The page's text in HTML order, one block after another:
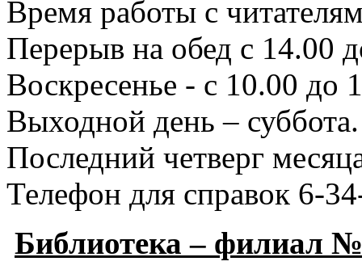
Время работы с
Перерыв на обед с 14.00
Воскресенье - с 10.00 до
Выходной день – суббота.
Последний четверг
Телефон для справок 6-
Библиотека – филиал